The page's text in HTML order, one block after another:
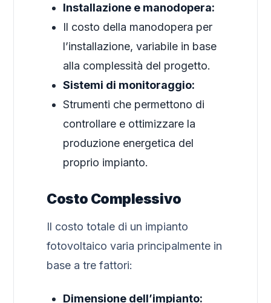
Installazione e manodopera:
Il costo della manodopera per
l’installazione, variabile in base
alla complessità del progetto.
Sistemi di monitoraggio:
Strumenti che permettono di
controllare e ottimizzare la
produzione energetica del
proprio impianto.
Costo Complessivo
Il costo totale di un impianto
fotovoltaico varia principalmente in
base a tre fattori:
Dimensione dell’impianto: